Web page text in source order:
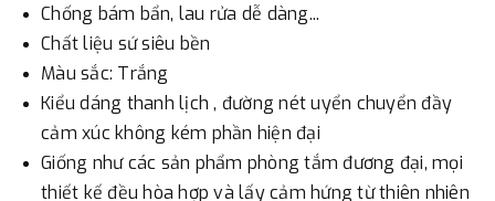
hoặc với những đơn đặt hàng ngoài nội thành Hà Nội.
Chúng tôi sẽ thu tiền trước 100% giá trị hàng + phí vận
chuyển theo cước phí tính trong chính sách vận chuyển
bằng phương thức chuyển khoản trước khi giao hàng.
- Sau khi có thông tin xác thực đã chuyển tiền của quý
khách, chúng tôi sẽ thực hiện đơn hàng theo yêu cầu.
Chống bám bẩn, lau rửa dễ dàng...
Chất liệu sứ siêu bền
Màu sắc: Trắng
Kiểu dáng thanh lịch , đường nét uyển chuyển đầy
cảm xúc không kém phần hiện đại
Giống như các sản phẩm phòng tắm đương đại, mọi
thiết kế đều hòa hợp và lấy cảm hứng từ thiên nhiên